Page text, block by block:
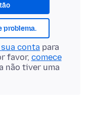
problema.
conta para
favor, comece
não tiver uma